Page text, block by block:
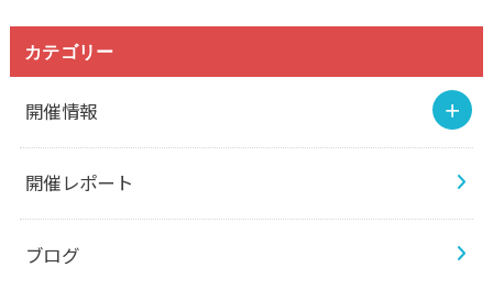
カテゴリー
開催情報
開催レポート
ブログ